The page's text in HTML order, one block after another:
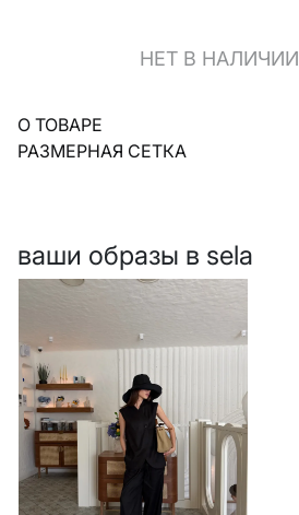
НЕТ В НАЛИЧИИ
О ТОВАРЕ
РАЗМЕРНАЯ СЕТКА
ваши образы в sela